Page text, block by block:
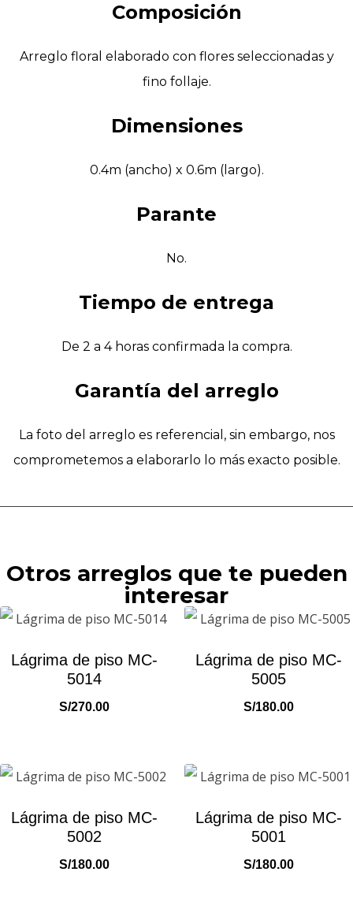
Composición
Arreglo floral elaborado con flores seleccionadas y
fino follaje.
Dimensiones
0.4m (ancho) x 0.6m (largo).
Parante
No.
Tiempo de entrega
De 2 a 4 horas confirmada la compra.
Garantía del arreglo
La foto del arreglo es referencial, sin embargo, nos
comprometemos a elaborarlo lo más exacto posible.
Otros arreglos que te pueden
interesar
Lágrima de piso MC-
5014
S/270.00
Lágrima de piso MC-
5005
S/180.00
Lágrima de piso MC-
5002
S/180.00
Lágrima de piso MC-
5001
S/180.00